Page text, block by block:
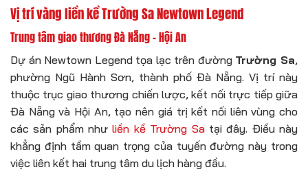
Vị trí vàng liền kề Trường Sa Newtown Legend
Trung tâm giao thương Đà Nẵng – Hội An
Dự án Newtown Legend tọa lạc trên đường Trường Sa,
phường Ngũ Hành Sơn, thành phố Đà Nẵng. Vị trí này
thuộc trục giao thương chiến lược, kết nối trực tiếp giữa
Đà Nẵng và Hội An, tạo nên giá trị kết nối liên vùng cho
các sản phẩm nhưliền kề Trường Satại đây. Điều này
khẳng định tầm quan trọng của tuyến đường này trong
việc liên kết hai trung tâm du lịch hàng đầu.